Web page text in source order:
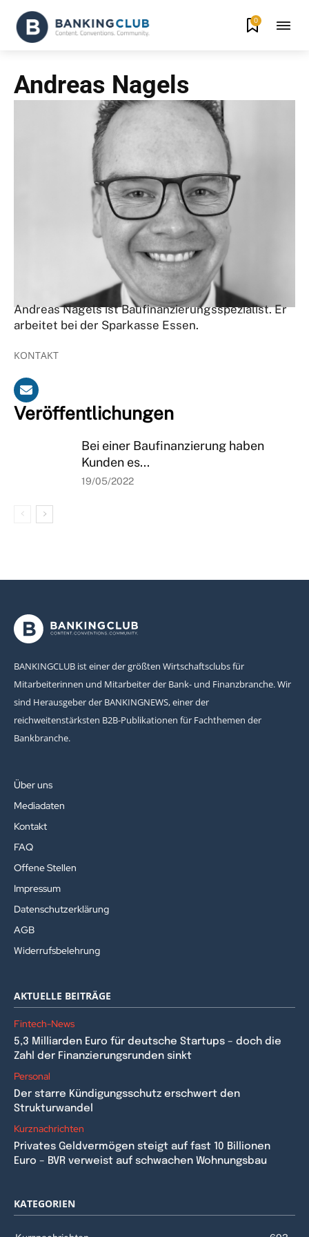
0
Andreas Nagels
Andreas Nagels ist Baufinanzierungsspezialist. Er
arbeitet bei der Sparkasse Essen.
KONTAKT
Veröffentlichungen
Bei einer Baufinanzierung haben
Kunden es...
19/05/2022
BANKINGCLUB ist einer der größten Wirtschaftsclubs für
Mitarbeiterinnen und Mitarbeiter der Bank- und Finanzbranche. Wir
sind Herausgeber der BANKINGNEWS, einer der
reichweitenstärksten B2B-Publikationen für Fachthemen der
Bankbranche.
Über uns
Mediadaten
Kontakt
FAQ
Offene Stellen
Impressum
Datenschutzerklärung
AGB
Widerrufsbelehrung
AKTUELLE BEITRÄGE
Fintech-News
5,3 Milliarden Euro für deutsche Startups – doch die
Zahl der Finanzierungsrunden sinkt
Personal
Der starre Kündigungsschutz erschwert den
Strukturwandel
Kurznachrichten
Privates Geldvermögen steigt auf fast 10 Billionen
Euro – BVR verweist auf schwachen Wohnungsbau
KATEGORIEN